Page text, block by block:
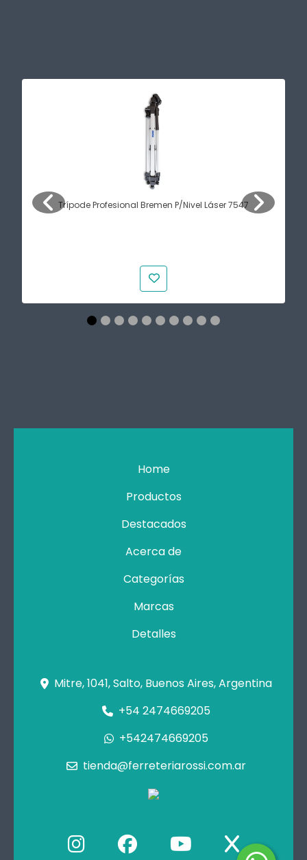
Trípode Profesional Bremen P/Nivel Láser 7547
Home
Productos
Destacados
Acerca de
Categorías
Marcas
Detalles
Mitre, 1041, Salto, Buenos Aires, Argentina
+54 2474669205
+542474669205
tienda@ferreteriarossi.com.ar